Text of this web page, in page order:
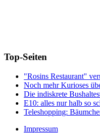
Top-Seiten
"Rosins Restaurant"
Noch mehr Kurioses
Die indiskrete
E10: alles nur halb so
Teleshopping:
Impressum